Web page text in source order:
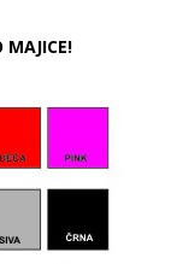
MAJICE!